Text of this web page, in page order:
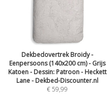
Dekbedovertrek Broidy -
Eenpersoons (140x200 cm) - Grijs
Katoen - Dessin: Patroon - Heckett
Lane - Dekbed-Discounter.nl
€59,99